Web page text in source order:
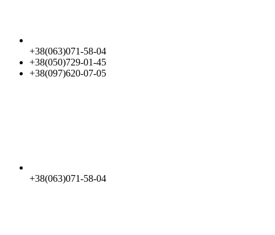
+38(063)071-58-04
+38(050)729-01-45
+38(097)620-07-05
+38(063)071-58-04